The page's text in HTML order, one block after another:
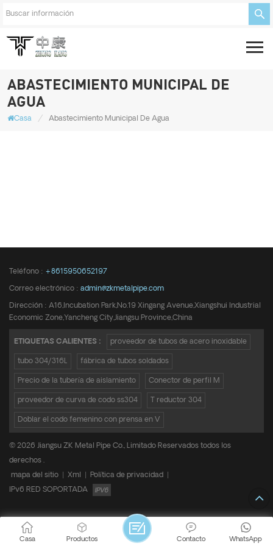
ABASTECIMIENTO MUNICIPAL DE
AGUA
Casa / Abastecimiento Municipal De Agua
Teléfono : +8615950652197
Correo electrónico : admin@zkmetalpipe.com
Dirección : A16,Incubation Park,No.19 Xingang Avenue,Xiangshui Industrial
Economic Zone,Yancheng City,Jiangsu Province,China
ETIQUETAS CALIENTES : proveedor de tubos de acero inoxidable
tubo 304/316L fábrica de tubos soldados
Precio de la tubería de aislamiento Conector de perfil M
proveedor de curva de codo ss304 T reductor 304
Doblar el codo femenino con prensa en V
© 2026 Jiangsu ZK Metal Pipe Co., Limitado Reservados todos los
derechos .
mapa del sitio
Xml Política de privacidad
IPv6 RED SOPORTADA
Casa Productos WhatsApp
Contacto